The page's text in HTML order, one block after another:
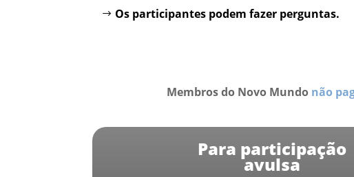
Os participantes podem fazer perguntas.
Membros do Novo Mundo não
Para participação
avulsa